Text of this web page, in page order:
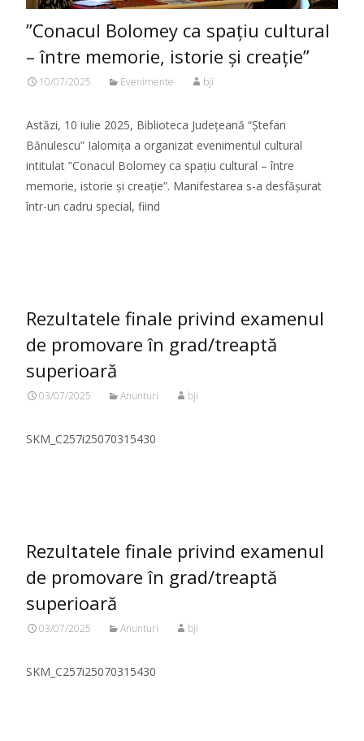
”Conacul Bolomey ca spațiu cultural
– între memorie, istorie și creație”
10/07/2025 Evenimente bji
Astăzi, 10 iulie 2025, Biblioteca Județeană “Ștefan
Bănulescu” Ialomița a organizat evenimentul cultural
intitulat ”Conacul Bolomey ca spațiu cultural – între
memorie, istorie și creație”. Manifestarea s-a desfășurat
într-un cadru special, fiind
Rezultatele finale privind examenul
de promovare în grad/treaptă
superioară
03/07/2025 Anunturi bji
SKM_C257i25070315430
Rezultatele finale privind examenul
de promovare în grad/treaptă
superioară
03/07/2025 Anunturi bji
SKM_C257i25070315430